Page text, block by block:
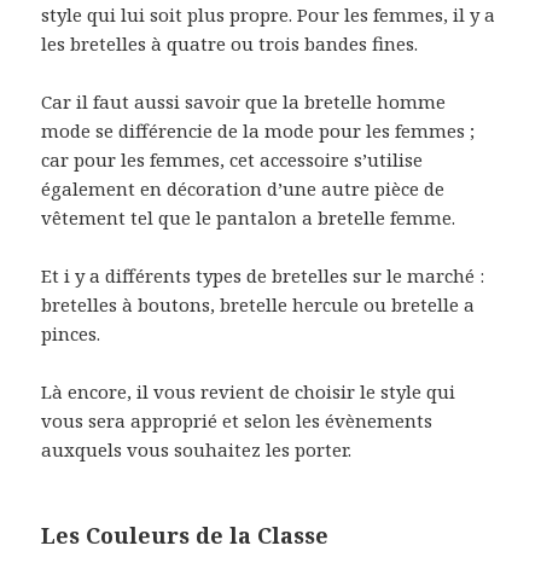
style qui lui soit plus propre. Pour les femmes, il y a
les bretelles à quatre ou trois bandes fines.
Car il faut aussi savoir que la bretelle homme
mode se différencie de la mode pour les femmes ;
car pour les femmes, cet accessoire s’utilise
également en décoration d’une autre pièce de
vêtement tel que le pantalon a bretelle femme.
Et i y a différents types de bretelles sur le marché :
bretelles à boutons, bretelle hercule ou bretelle a
pinces.
Là encore, il vous revient de choisir le style qui
vous sera approprié et selon les évènements
auxquels vous souhaitez les porter.
Les Couleurs de la Classe